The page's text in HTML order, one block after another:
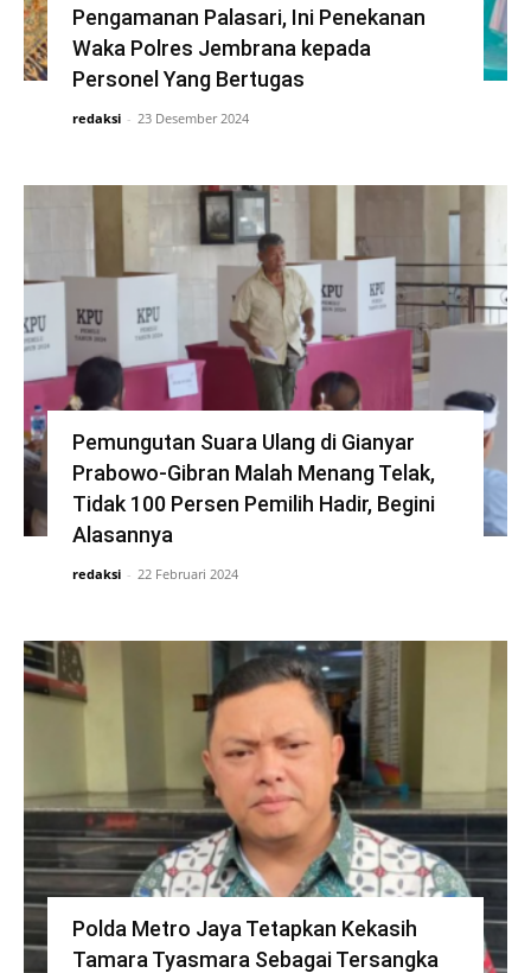
Pengamanan Palasari, Ini Penekanan
Waka Polres Jembrana kepada
Personel Yang Bertugas
redaksi - 23 Desember 2024
Pemungutan Suara Ulang di Gianyar
Prabowo-Gibran Malah Menang Telak,
Tidak 100 Persen Pemilih Hadir, Begini
Alasannya
redaksi - 22 Februari 2024
Polda Metro Jaya Tetapkan Kekasih
Tamara Tyasmara Sebagai Tersangka